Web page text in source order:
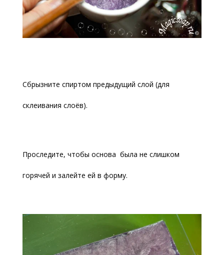
Сбрызните спиртом предыдущий слой (для
склеивания слоёв).
Проследите, чтобы основа была не слишком
горячей и залейте ей в форму.